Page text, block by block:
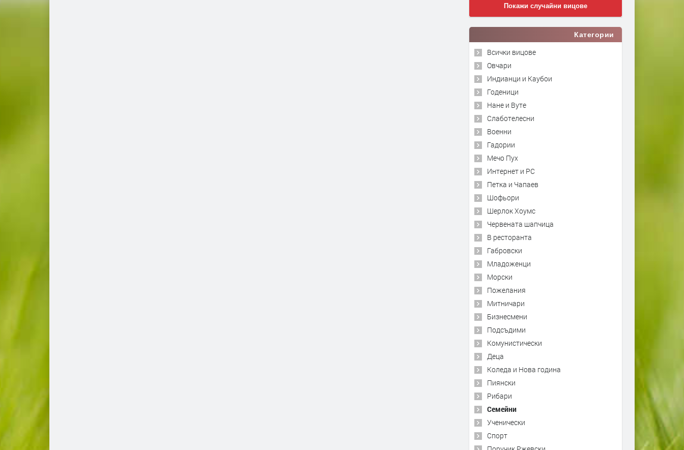
Покажи случайни вицове
Категории
Всички вицове
Овчари
Индианци и Каубои
Годеници
Нане и Вуте
Слаботелесни
Военни
Гадории
Мечо Пух
Интернет и PC
Петка и Чапаев
Шофьори
Шерлок Хоумс
Червената шапчица
В ресторанта
Габровски
Младоженци
Морски
Пожелания
Митничари
Бизнесмени
Подсъдими
Комунистически
Деца
Коледа и Нова година
Пиянски
Рибари
Семейни
Ученически
Спорт